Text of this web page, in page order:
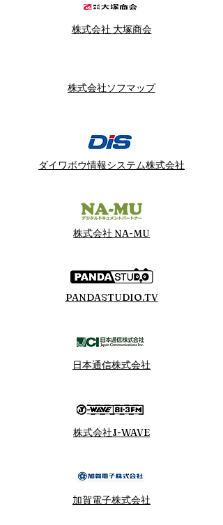
株式会社 大塚商会
株式会社ソフマップ
ダイワボウ情報システム株式会社
株式会社 NA-MU
PANDASTUDIO.TV
日本通信株式会社
株式会社J-WAVE
加賀電子株式会社